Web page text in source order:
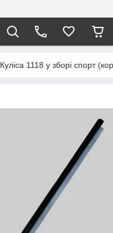
Куліса 1118 у зборі спорт